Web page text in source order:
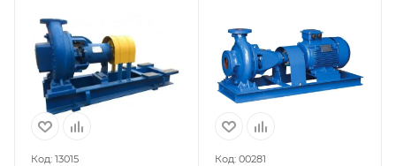
Код: 13015
Код: 00281